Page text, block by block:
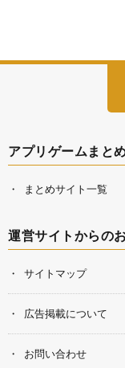
アプリゲームまと
まとめサイト一覧
運営サイトからの
サイトマップ
広告掲載について
お問い合わせ